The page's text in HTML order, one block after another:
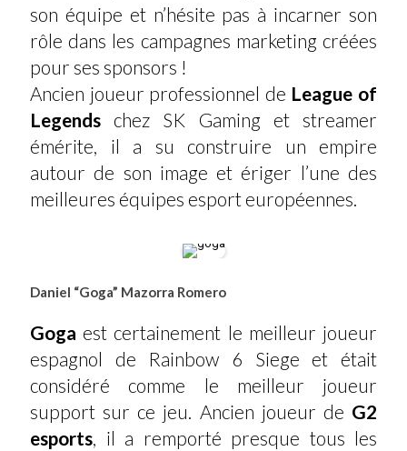
son équipe et n’hésite pas à incarner son
rôle dans les campagnes marketing créées
pour ses sponsors !
Ancien joueur professionnel de League of
Legends chez SK Gaming et streamer
émérite, il a su construire un empire
autour de son image et ériger l’une des
meilleures équipes esport européennes.
Daniel “Goga” Mazorra Romero
Goga est certainement le meilleur joueur
espagnol de Rainbow 6 Siege et était
considéré comme le meilleur joueur
support sur ce jeu. Ancien joueur de G2
esports , il a remporté presque tous les